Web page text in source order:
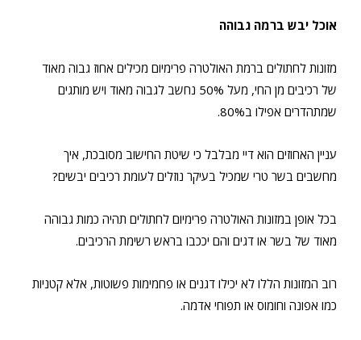
אוכל יבש ברמה גבוהה
מזונות לחתולים ברמת האולטרה פרימיום מכילים אחוז גבוה מאוד
של רכיבים מן החי, מעל 50% נחשב לגבוה מאוד ויש מותגים
שמתהדרים אפילו ב80%.
עניין האחוזים הוא דיי מבלבל כי שיטת החישוב מסובכת, איך
מחשבים בשר טרי שמכיל בעיקר נוזלים לעומת רכיבים יבשים?
בכל אופן במזונות האולטרה פרימיום לחתולים תהיה כמות גבוהה
מאוד של בשר או דגים והם יככבו בראש רשימת הרכיבים.
רוב המזונות הללו לא יכילו דגנים או פחמימות פשוטות, אלא קטניות
כמו אפונה וחומוס או תפוחי אדמה.